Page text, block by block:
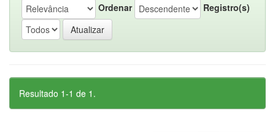
Ordenar
Registro(s)
Resultado 1-1 de 1.